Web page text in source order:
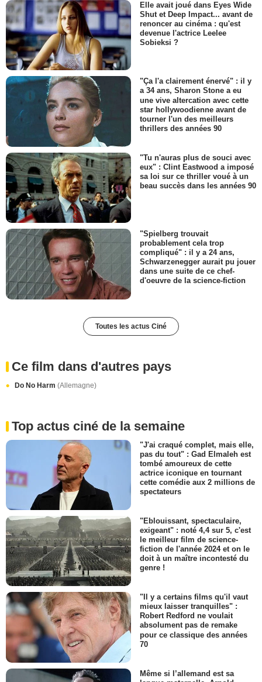
Elle avait joué dans Eyes Wide
Shut et Deep Impact... avant de
renoncer au cinéma : qu'est
devenue l'actrice Leelee
Sobieksi ?
"Ça l'a clairement énervé" : il y
a 34 ans, Sharon Stone a eu
une vive altercation avec cette
star hollywoodienne avant de
tourner l'un des meilleurs
thrillers des années 90
"Tu n'auras plus de souci avec
eux" : Clint Eastwood a imposé
sa loi sur ce thriller voué à un
beau succès dans les années 90
"Spielberg trouvait
probablement cela trop
compliqué" : il y a 24 ans,
Schwarzenegger aurait pu jouer
dans une suite de ce chef-
d'oeuvre de la science-fiction
Toutes les actus Ciné
Ce film dans d'autres pays
Do No Harm (Allemagne)
Top actus ciné de la semaine
"J'ai craqué complet, mais elle,
pas du tout" : Gad Elmaleh est
tombé amoureux de cette
actrice iconique en tournant
cette comédie aux 2 millions de
spectateurs
"Eblouissant, spectaculaire,
exigeant" : noté 4,4 sur 5, c'est
le meilleur film de science-
fiction de l'année 2024 et on le
doit à un maître incontesté du
genre !
"Il y a certains films qu'il vaut
mieux laisser tranquilles" :
Robert Redford ne voulait
absolument pas de remake
pour ce classique des années
70
Même si l’allemand est sa